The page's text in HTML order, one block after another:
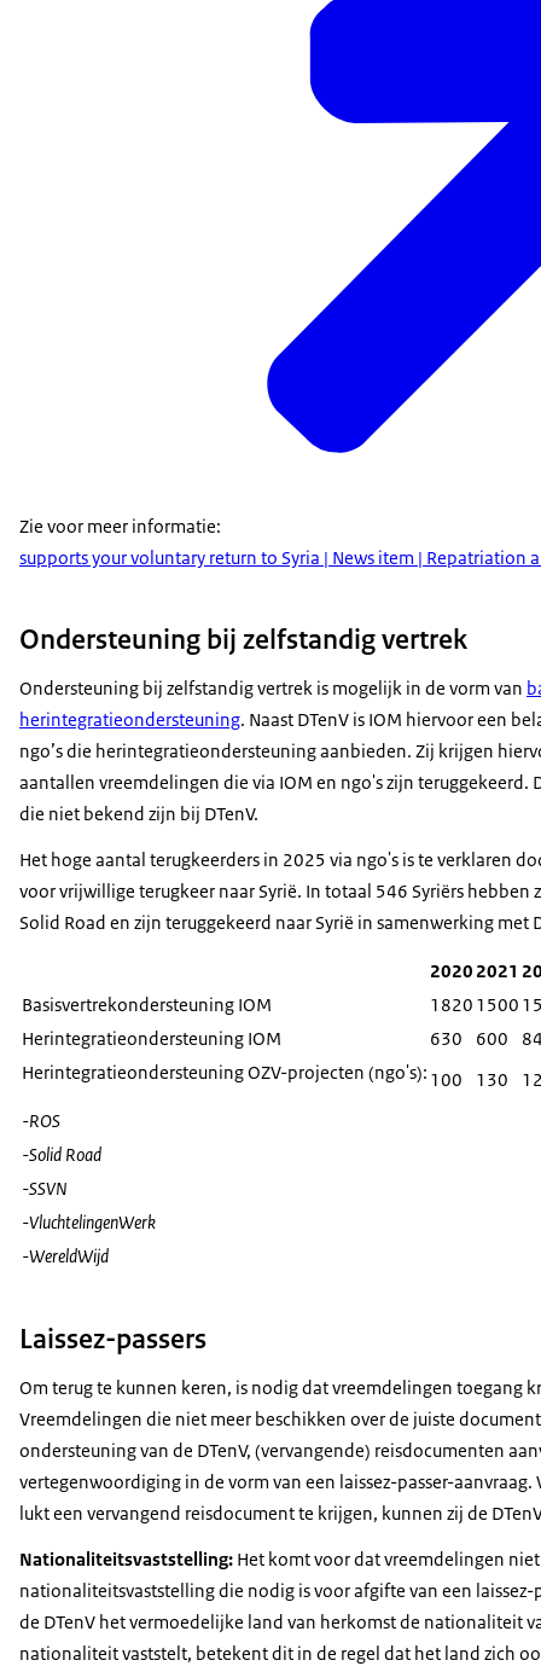
Zie voor meer informatie:
supports your voluntary return to Syria | News item | Repatriation
Ondersteuning bij zelfstandig vertrek
Ondersteuning bij zelfstandig vertrek is mogelijk in de vorm van
herintegratieondersteuning. Naast DTenV is IOM hiervoor een
ngo’s die herintegratieondersteuning aanbieden. Zij krijgen
aantallen vreemdelingen die via IOM en ngo's zijn teruggekeerd.
die niet bekend zijn bij DTenV.
Het hoge aantal terugkeerders in 2025 via ngo's is te verklaren
voor vrijwillige terugkeer naar Syrië. In totaal 546 Syriërs
Solid Road en zijn teruggekeerd naar Syrië in samenwerking met
2020 2021
Basisvertrekondersteuning IOM
1820 1500
Herintegratieondersteuning IOM
630 600
Herintegratieondersteuning OZV-projecten (ngo's): 100 130
-ROS
-Solid Road
-SSVN
-VluchtelingenWerk
-WereldWijd
Laissez-passers
Om terug te kunnen keren, is nodig dat vreemdelingen toegang
Vreemdelingen die niet meer beschikken over de juiste
ondersteuning van de DTenV, (vervangende) reisdocumenten
vertegenwoordiging in de vorm van een laissez-passer-
lukt een vervangend reisdocument te krijgen, kunnen zij de
Nationaliteitsvaststelling: Het komt voor dat vreemdelingen
nationaliteitsvaststelling die nodig is voor afgifte van een laissez-
de DTenV het vermoedelijke land van herkomst de nationaliteit
nationaliteit vaststelt, betekent dit in de regel dat het land zich